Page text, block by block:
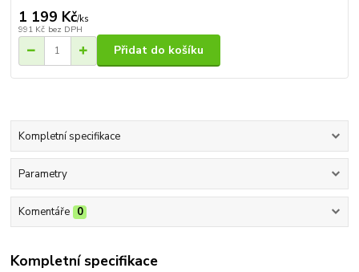
1 199 Kč/ks
991 Kč bez DPH
Přidat do košíku
Kompletní specifikace
Parametry
Komentáře 0
Kompletní specifikace